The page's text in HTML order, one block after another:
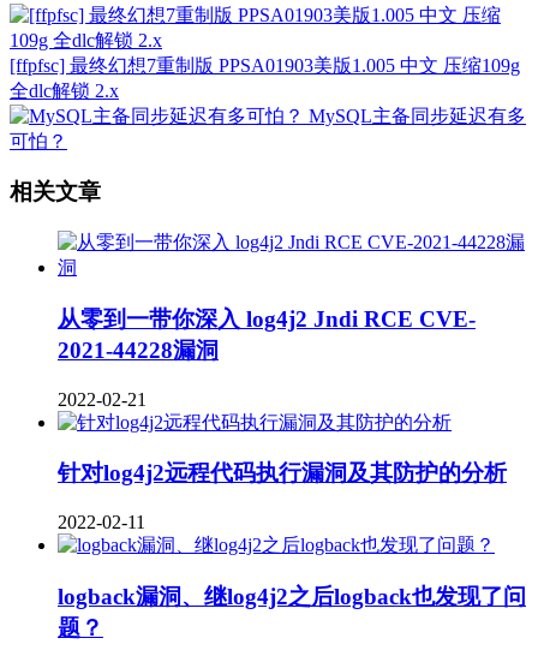
[ffpfsc] 最终幻想7重制版 PPSA01903美版1.005 中文 压缩109g
全dlc解锁 2.x
MySQL主备同步延迟有多
可怕？
相关文章
从零到一带你深入 log4j2 Jndi RCE CVE-
2021-44228漏洞
2022-02-21
针对log4j2远程代码执行漏洞及其防护的分析
2022-02-11
logback漏洞、继log4j2之后logback也发现了问
题？